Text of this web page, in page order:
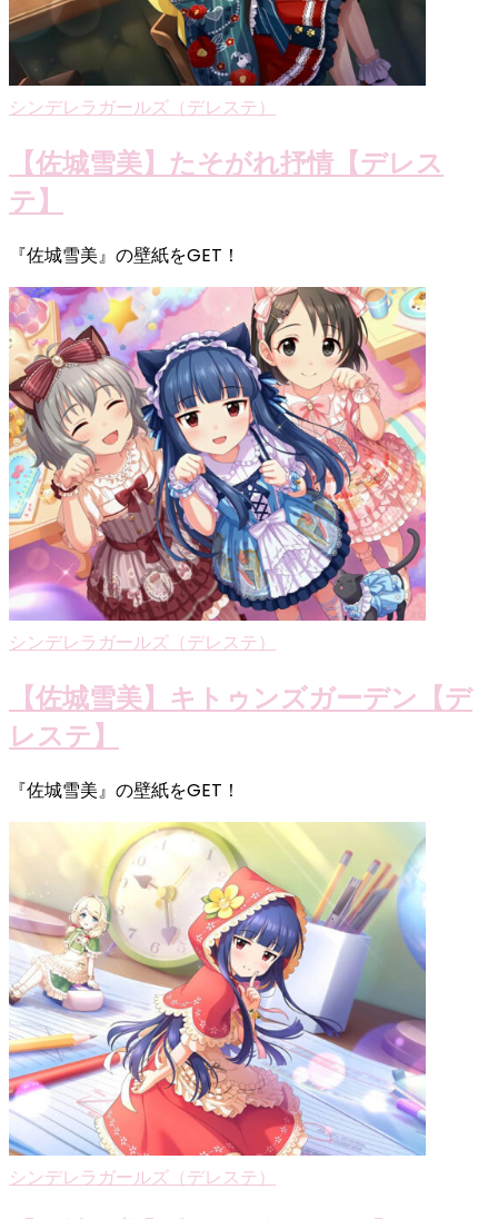
シンデレラガールズ（デレステ）
【佐城雪美】たそがれ抒情【デレス
テ】
『佐城雪美』の壁紙をGET！
シンデレラガールズ（デレステ）
【佐城雪美】キトゥンズガーデン【デ
レステ】
『佐城雪美』の壁紙をGET！
シンデレラガールズ（デレステ）